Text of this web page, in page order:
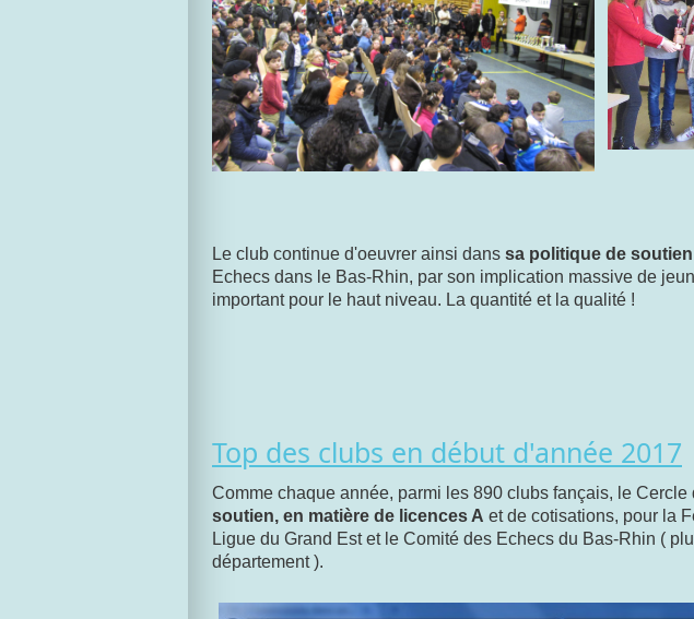
Le club continue d'oeuvrer ainsi dans sa politique de
Echecs dans le Bas-Rhin, par son implication massive de
important pour le haut niveau. La quantité et la qualité !
Top des clubs en début d'année 2017
Comme chaque année, parmi les 890 clubs fançais, le
soutien, en matière de licences A et de cotisations, pour la
Ligue du Grand Est et le Comité des Echecs du Bas-Rhin (
département ).